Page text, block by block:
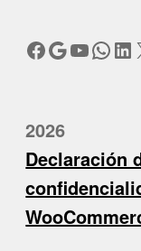
Facebook
Google
2026
Declaración